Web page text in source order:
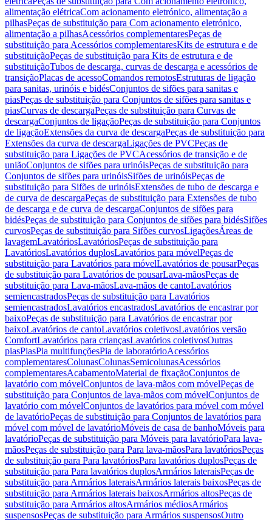
alimentação elétricaCom acionamento eletrónico, alimentação a
pilhasPeças de substituição para Com acionamento eletrónico,
alimentação a pilhasAcessórios complementaresPeças de
substituição para Acessórios complementaresKits de estrutura e de
substituiçãoPeças de substituição para Kits de estrutura e de
substituiçãoTubos de descarga, curvas de descarga e acessórios de
transiçãoPlacas de acessoComandos remotosEstruturas de ligação
para sanitas, urinóis e bidésConjuntos de sifões para sanitas e
piasPeças de substituição para Conjuntos de sifões para sanitas e
piasCurvas de descargaPeças de substituição para Curvas de
descargaConjuntos de ligaçãoPeças de substituição para Conjuntos
de ligaçãoExtensões da curva de descargaPeças de substituição para
Extensões da curva de descargaLigações de PVCPeças de
substituição para Ligações de PVCAcessórios de transição e de
uniãoConjuntos de sifões para urinóisPeças de substituição para
Conjuntos de sifões para urinóisSifões de urinóisPeças de
substituição para Sifões de urinóisExtensões de tubo de descarga e
de curva de descargaPeças de substituição para Extensões de tubo
de descarga e de curva de descargaConjuntos de sifões para
bidésPeças de substituição para Conjuntos de sifões para bidésSifões
curvosPeças de substituição para Sifões curvosLigaçõesÁreas de
lavagemLavatóriosLavatóriosPeças de substituição para
LavatóriosLavatórios duplosLavatórios para móvelPeças de
substituição para Lavatórios para móvelLavatórios de pousarPeças
de substituição para Lavatórios de pousarLava-mãosPeças de
substituição para Lava-mãosLava-mãos de cantoLavatórios
semiencastradosPeças de substituição para Lavatórios
semiencastradosLavatórios encastradosLavatórios de encastrar por
baixoPeças de substituição para Lavatórios de encastrar por
baixoLavatórios de cantoLavatórios coletivosLavatórios versão
ComfortLavatórios para criançasLavatórios coletivosOutras
piasPiasPia multifunçõesPia de laboratórioAcessórios
complementaresColunasColunasSemicolunasAcessórios
complementaresAcabamentoMaterial de fixaçãoConjuntos de
lavatório com móvelConjuntos de lava-mãos com móvelPeças de
substituição para Conjuntos de lava-mãos com móvelConjuntos de
lavatório com móvelConjuntos de lavatórios para móvel com móvel
de lavatórioPeças de substituição para Conjuntos de lavatórios para
móvel com móvel de lavatórioMóveis de casa de banhoMóveis para
lavatórioPeças de substituição para Móveis para lavatórioPara lava-
mãosPeças de substituição para Para lava-mãosPara lavatóriosPeças
de substituição para Para lavatóriosPara lavatórios duplosPeças de
substituição para Para lavatórios duplosArmários lateraisPeças de
substituição para Armários lateraisArmários laterais baixosPeças de
substituição para Armários laterais baixosArmários altosPeças de
substituição para Armários altosArmários médiosArmários
suspensosPeças de substituição para Armários suspensosOutro